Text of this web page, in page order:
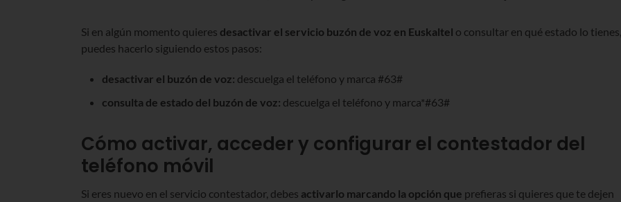
Si en algún momento quieres desactivar el servicio buzón de voz en Euskaltel o consultar en qué estado lo tienes,
puedes hacerlo siguiendo estos pasos:
desactivar el buzón de voz: descuelga el teléfono y marca #63#
consulta de estado del buzón de voz: descuelga el teléfono y marca*#63#
Cómo activar, acceder y configurar el contestador del
teléfono móvil
Si eres nuevo en el servicio contestador, debes activarlo marcando la opción que prefieras si quieres que te dejen